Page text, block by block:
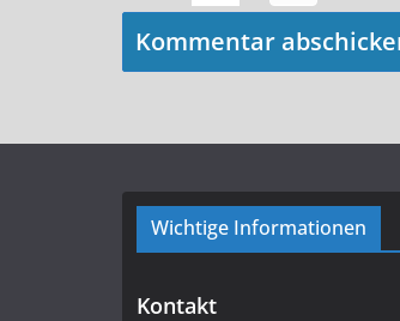
Wichtige Informationen
Kontakt